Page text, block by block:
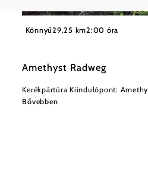
©
Martin Sommer
Könnyű29,25 km2:00 óra
Amethyst Radweg
Kerékpártúra Kiindulópont:
Bővebben